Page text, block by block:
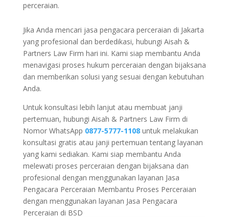
perceraian.
Jika Anda mencari jasa pengacara perceraian di Jakarta
yang profesional dan berdedikasi, hubungi Aisah &
Partners Law Firm hari ini. Kami siap membantu Anda
menavigasi proses hukum perceraian dengan bijaksana
dan memberikan solusi yang sesuai dengan kebutuhan
Anda.
Untuk konsultasi lebih lanjut atau membuat janji
pertemuan, hubungi Aisah & Partners Law Firm di
Nomor WhatsApp 0877-5777-1108untuk melakukan
konsultasi gratis atau janji pertemuan tentang layanan
yang kami sediakan. Kami siap membantu Anda
melewati proses perceraian dengan bijaksana dan
profesional dengan menggunakan layanan Jasa
Pengacara Perceraian Membantu Proses Perceraian
dengan menggunakan layanan Jasa Pengacara
Perceraian di BSD